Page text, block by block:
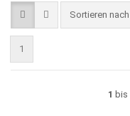
Sortieren nach
Sortieren nach
1
1 bis